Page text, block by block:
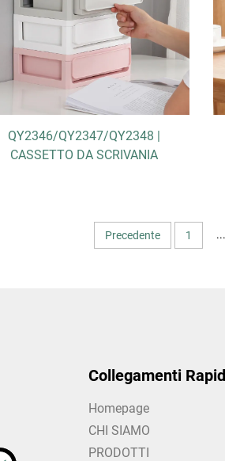
QY2346/QY2347/QY2348 |
CASSETTO DA SCRIVANIA
Precedente 1 ...
Collegamenti
Homepage
CHI SIAMO
PRODOTTI